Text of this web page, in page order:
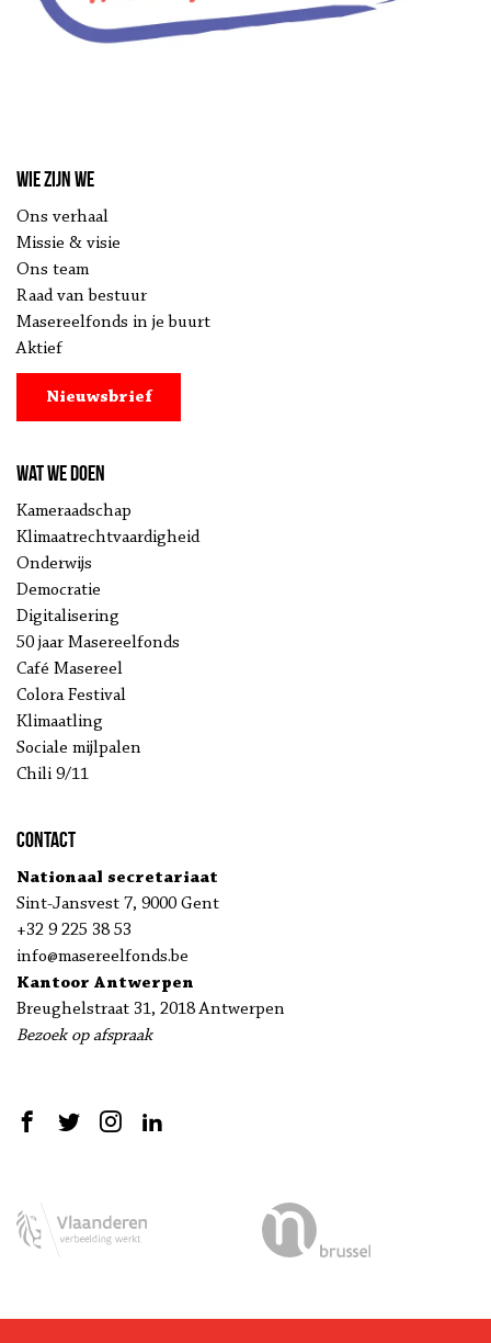
Wie zijn we
Ons verhaal
Missie & visie
Ons team
Raad van bestuur
Masereelfonds in je buurt
Aktief
Nieuwsbrief
Wat we doen
Kameraadschap
Klimaatrechtvaardigheid
Onderwijs
Democratie
Digitalisering
50 jaar Masereelfonds
Café Masereel
Colora Festival
Klimaatling
Sociale mijlpalen
Chili 9/11
Contact
Nationaal secretariaat
Sint-Jansvest 7, 9000 Gent
+32 9 225 38 53
info@masereelfonds.be
Kantoor Antwerpen
Breughelstraat 31, 2018 Antwerpen
Bezoek op afspraak